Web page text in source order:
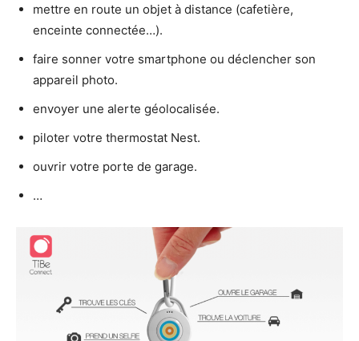
mettre en route un objet à distance (cafetière,
enceinte connectée…).
faire sonner votre smartphone ou déclencher son
appareil photo.
envoyer une alerte géolocalisée.
piloter votre thermostat Nest.
ouvrir votre porte de garage.
…